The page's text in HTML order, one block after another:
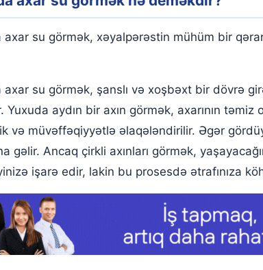
axar sudan keçmək
axar suya girmək
axar sudan su içmək
axar suda üzmək
axar suda balıq tutmaq
axan su görmək
çirkli suların axdığını görmək
axan suya girmək
axar su görmək, xəyalpərəstin mühüm bir qərar
axar su görmək, şanslı və xoşbəxt bir dövrə
Yuxuda aydın bir axın görmək, axarının
və müvəffəqiyyətlə əlaqələndirilir. Əgər
gəlir. Ancaq çirkli axınları görmək,
işarə edir, lakin bu prosesdə ətrafınıza